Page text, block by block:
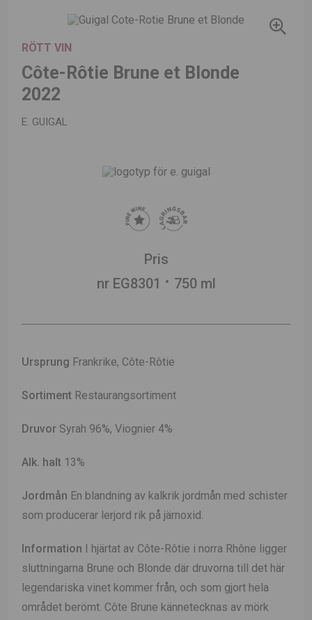
RÖTT VIN
Côte-Rôtie Brune et Blonde
2022
E. GUIGAL
Pris
nr EG8301
750 ml
Ursprung Frankrike, Côte-Rôtie
Sortiment Restaurangsortiment
Druvor Syrah 96%, Viognier 4%
Alk. halt 13%
Jordmån En blandning av kalkrik jordmån med schister
som producerar lerjord rik på järnoxid.
Information I hjärtat av Côte-Rôtie i norra Rhône ligger
sluttningarna Brune och Blonde där druvorna till det här
legendariska vinet kommer från, och som gjort hela
området berömt. Côte Brune kännetecknas av mörk